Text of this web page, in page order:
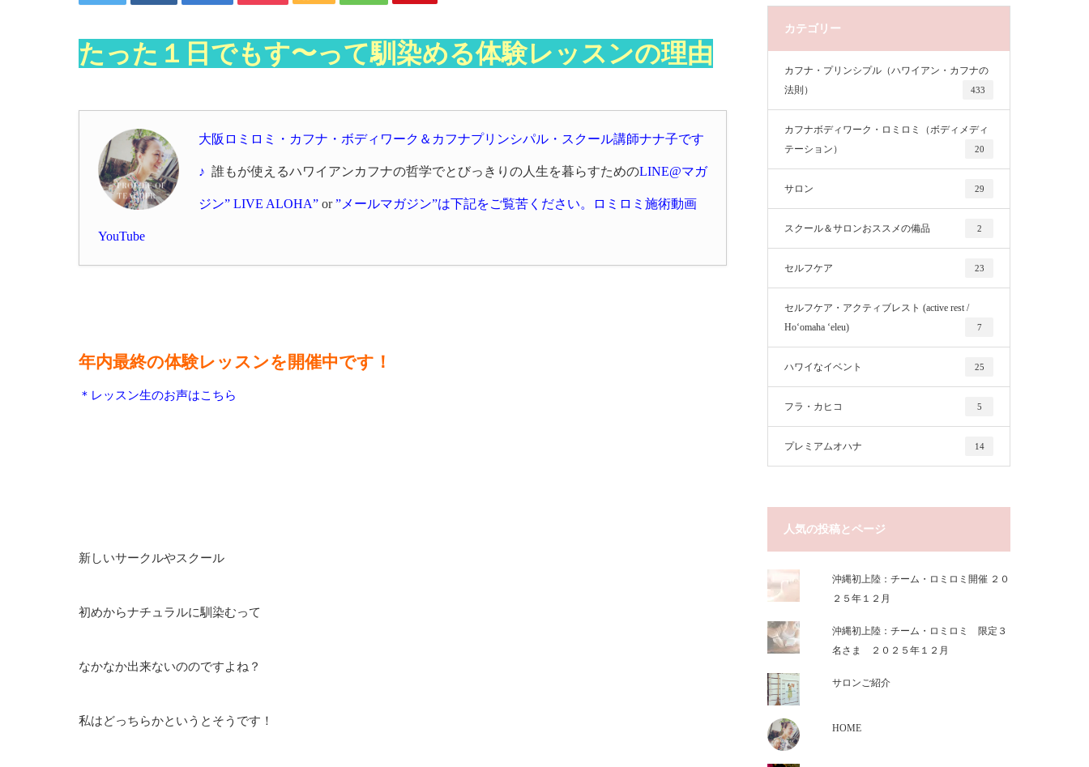
たった１日でもす〜って馴染める体験レッスンの理由
大阪ロミロミ・カフナ・ボディワーク＆カフナプリンシパル・スクール講師ナナ子です
♪ 誰もが使えるハワイアンカフナの哲学でとびっきりの人生を暮らすためのLINE@マガ
ジン” LIVE ALOHA” or ”メールマガジン”は下記をご覧苦ください。 ロミロミ施術動画
YouTube
年内最終の体験レッスンを開催中です！
＊レッスン生のお声はこちら
新しいサークルやスクール
初めからナチュラルに馴染むって
なかなか出来ないののですよね？
私はどっちらかというとそうです！
カテゴリー
カフナ・プリンシプル（ハワイアン・カフナの
法則）
433
カフナボディワーク・ロミロミ（ボディメディ
テーション）
20
サロン 29
スクール＆サロンおススメの備品 2
セルフケア 23
セルフケア・アクティブレスト (active rest /
Hoʻomaha ʻeleu)
7
ハワイなイベント 25
フラ・カヒコ 5
プレミアムオハナ 14
人気の投稿とページ
沖縄初上陸：チーム・ロミロミ開催 ２０
２５年１２月
沖縄初上陸：チーム・ロミロミ 限定３
名さま ２０２５年１２月
サロンご紹介
HOME